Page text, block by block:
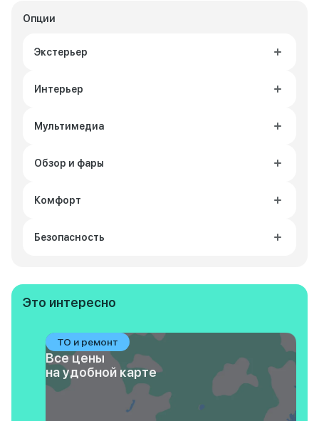
Опции
Экстерьер
Интерьер
Мультимедиа
Обзор и фары
Комфорт
Безопасность
Это интересно
ТО и ремонт
Все цены
на удобной карте